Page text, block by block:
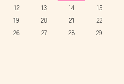
12 13 14
15
19 20 21
22
26 27 28
29